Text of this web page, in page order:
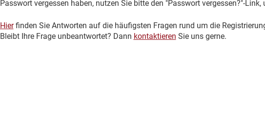
Passwort vergessen haben, nutzen Sie bitte den "Passwort vergessen?"-Link,
Hierfinden Sie Antworten auf die häufigsten Fragen rund um die
Bleibt Ihre Frage unbeantwortet? Dann kontaktieren Sie uns gerne.